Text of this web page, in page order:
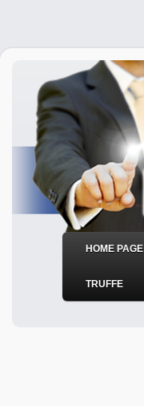
HOME PAGE
TRUFFE